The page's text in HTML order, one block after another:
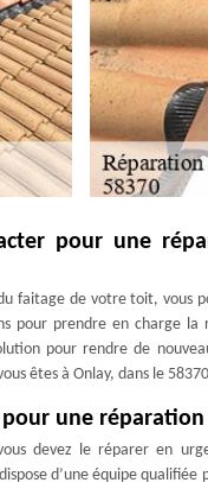
pour une
faitage de votre toit, vous
pour prendre en charge la
pour rendre de
êtes à Onlay, dans le
une
devez le réparer en
d’une équipe